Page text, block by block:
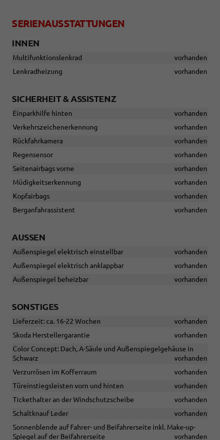
SERIENAUSSTATTUNGEN
INNEN
Multifunktionslenkrad
vorhanden
Lenkradheizung
vorhanden
SICHERHEIT & ASSISTENZ
Einparkhilfe hinten
vorhanden
Verkehrszeichenerkennung
vorhanden
Rückfahrkamera
vorhanden
Regensensor
vorhanden
Seitenairbags vorne
vorhanden
Müdigkeitserkennung
vorhanden
Kopfairbags
vorhanden
Berganfahrassistent
vorhanden
AUSSEN
Außenspiegel elektrisch einstellbar
vorhanden
Außenspiegel elektrisch anklappbar
vorhanden
Außenspiegel beheizbar
vorhanden
SONSTIGES
Lieferzeit: ca. 16-22 Wochen
vorhanden
Skoda Herstellergarantie
vorhanden
Color Concept: Dach, A-Säule und Außenspiegelgehäuse in
Schwarz
vorhanden
Verzurrösen im Kofferraum
vorhanden
Türeinstiegsleisten vorn und hinten
vorhanden
Tickethalter an der Windschutzscheibe
vorhanden
Schaltknauf Leder
vorhanden
Sonnenblende auf Fahrer- und Beifahrerseite inkl. Make-up-
Spiegel auf der Beifahrerseite
vorhanden